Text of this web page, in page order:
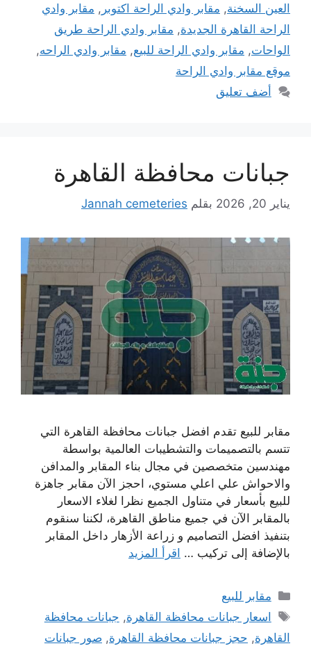
العين السخنة, مقابر وادي الراحة اكتوبر , مقابر وادي
الراحة القاهرة الجديدة, مقابر وادي الراحة طريق
الواحات, مقابر وادي الراحة للبيع, مقابر وادي الراحه,
موقع مقابر وادي الراحة
أضف تعليق
جبانات محافظة القاهرة
يناير 20, 2026 بقلم Jannah cemeteries
مقابر للبيع تقدم افضل جبانات محافظة القاهرة التي
تتسم بالتصميمات والتشطيبات العالمية بواسطة
مهندسين متخصصين في مجال بناء المقابر والمدافن
والاحواش علي اعلي مستوي، احجز الآن مقابر جاهزة
للبيع بأسعار في متناول الجميع نظرا لغلاء الاسعار
بالمقابر الآن في جميع مناطق القاهرة، لكننا سنقوم
بتنفيذ افضل التصاميم و زراعة الأزهار داخل المقابر
بالإضافة إلى تركيب … اقرأ المزيد
التصنيفات
مقابر للبيع
الوسوم
اسعار جبانات محافظة القاهرة, جبانات محافظة
القاهرة, حجز جبانات محافظة القاهرة, صور جبانات